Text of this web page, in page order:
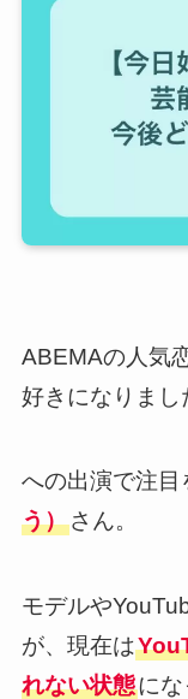
ABEMAの人気
好きになりまし
への出演で注目
う）さん。
モデルや
が、現在は
れない状態にな